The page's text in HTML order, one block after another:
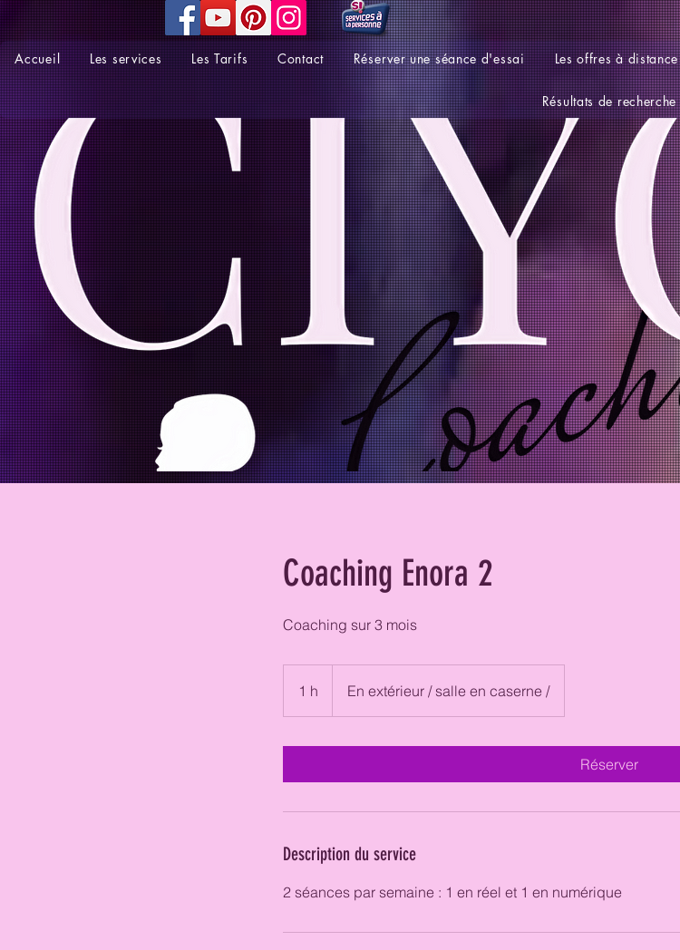
Accueil Les services Les Tarifs Contact Réserver une séance d'essai Les offres à distance
Résultats de recherche
Coaching Enora 2
Coaching sur 3 mois
1 h En extérieur / salle en caserne /
Réserver
Description du service
2 séances par semaine : 1 en réel et 1 en numérique